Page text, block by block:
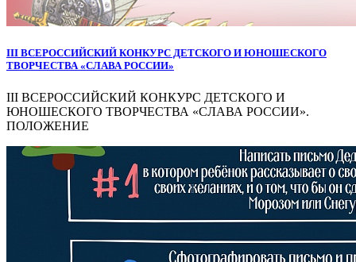
III ВСЕРОССИЙСКИЙ КОНКУРС ДЕТСКОГО И ЮНОШЕСКОГО
ТВОРЧЕСТВА «СЛАВА РОССИИ»
III ВСЕРОССИЙСКИЙ КОНКУРС ДЕТСКОГО И
ЮНОШЕСКОГО ТВОРЧЕСТВА «СЛАВА РОССИИ».
ПОЛОЖЕНИЕ